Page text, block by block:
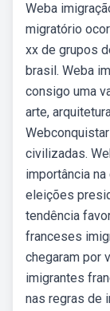
Weba
migratório
xx de grupos
brasil. Weba
consigo uma
arte,
civilizadas.
importância
eleições
tendência
franceses
chegaram por
imigrantes
nas regras de